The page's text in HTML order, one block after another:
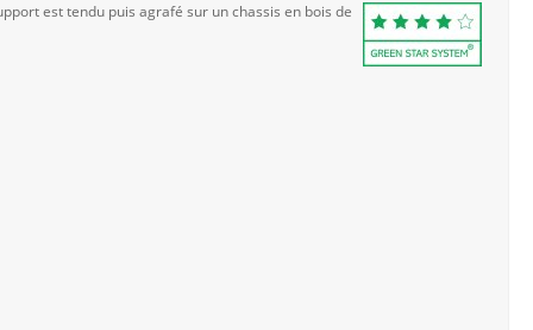
est tendu puis agrafé sur un chassis en bois de